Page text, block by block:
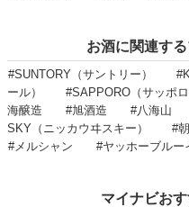
お酒に関連す
#SUNTORY（サントリー）
ール）
#SAPPORO（サッポロ
海醸造
#旭酒造 #八海山
SKY（ニッカウヰスキー）
#
#メルシャン
#ヤッホーブルー
マイナビお